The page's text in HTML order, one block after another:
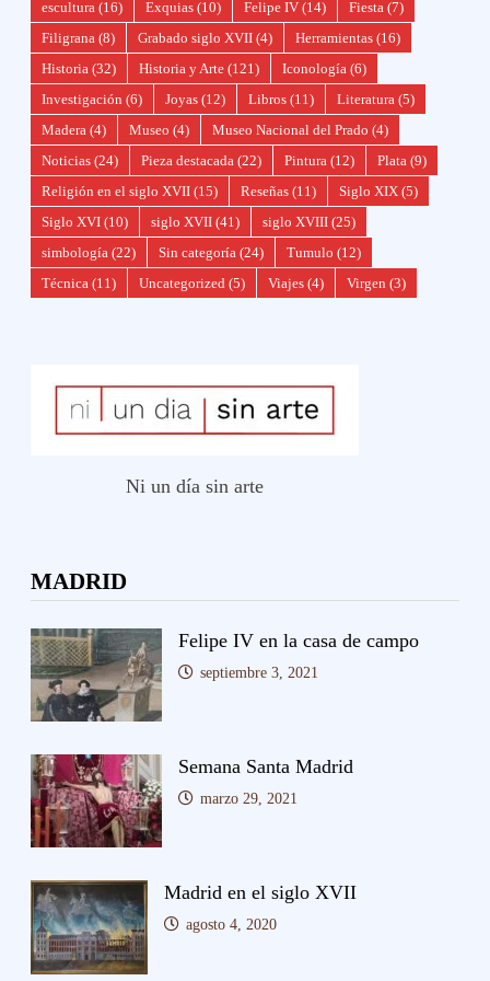
escultura (16) Exquias (10) Felipe IV (14) Fiesta (7)
Filigrana (8) Grabado siglo XVII (4) Herramientas (16)
Historia (32) Historia y Arte (121) Iconología (6)
Investigación (6) Joyas (12) Libros (11) Literatura (5)
Madera (4) Museo (4) Museo Nacional del Prado (4)
Noticias (24) Pieza destacada (22) Pintura (12) Plata (9)
Religión en el siglo XVII (15) Reseñas (11) Siglo XIX (5)
Siglo XVI (10) siglo XVII (41) siglo XVIII (25)
simbología (22) Sin categoría (24) Tumulo (12)
Técnica (11) Uncategorized (5) Viajes (4) Virgen (3)
Ni un día sin arte
MADRID
Felipe IV en la casa de campo
septiembre 3, 2021
Semana Santa Madrid
marzo 29, 2021
Madrid en el siglo XVII
agosto 4, 2020